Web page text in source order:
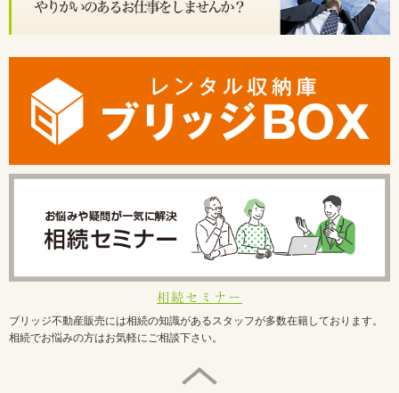
相続セミナー
ブリッジ不動産販売には相続の知識があるスタッフが多数在籍しております。
相続でお悩みの方はお気軽にご相談下さい。